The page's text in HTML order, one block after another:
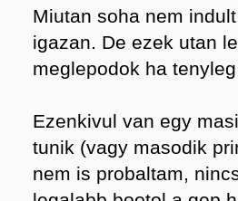
Miutan soha nem
igazan. De ezek utan
meglepodok ha
Ezenkivul van egy
tunik (vagy masodik
nem is probaltam,